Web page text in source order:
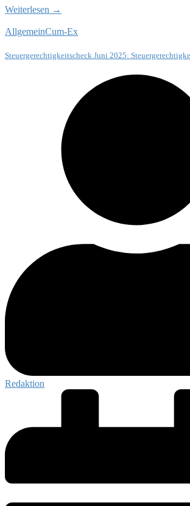
Weiterlesen →
AllgemeinCum-Ex
Steuergerechtigkeitscheck Juni 2025:
Redaktion